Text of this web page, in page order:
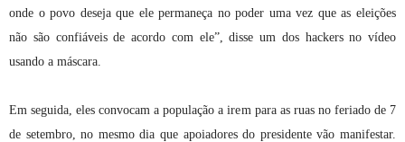
onde o povo deseja que ele permaneça no poder uma vez que as eleições
não são confiáveis de acordo com ele”, disse um dos hackers no vídeo
usando a máscara.
Em seguida, eles convocam a população a irem para as ruas no feriado de 7
de setembro, no mesmo dia que apoiadores do presidente vão manifestar.